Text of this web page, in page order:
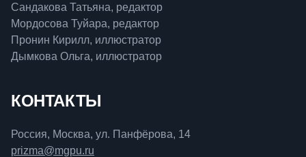
Сандакова Татьяна, редактор
Мордосова Туйара, редактор
Пронин Кирилл, иллюстратор
Дымкова Ольга, иллюстратор
КОНТАКТЫ
Россия, Москва, ул. Панфёрова, 14
prizma@mgpu.ru